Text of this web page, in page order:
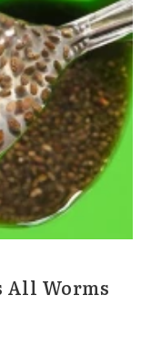
All Worms